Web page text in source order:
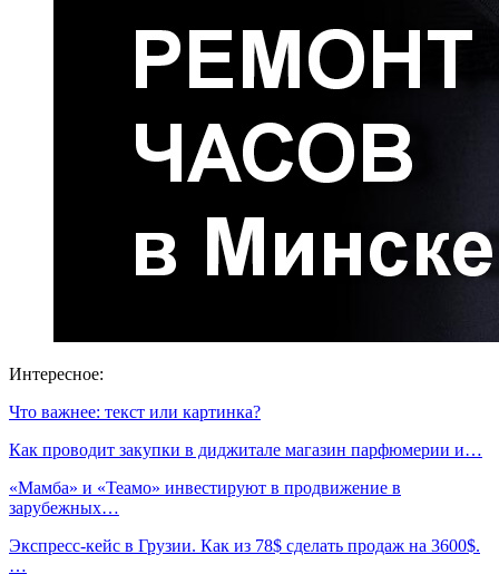
Интересное:
Что важнее: текст или картинка?
Как проводит закупки в диджитале магазин парфюмерии и…
«Мамба» и «Теамо» инвестируют в продвижение в
зарубежных…
Экспресс-кейс в Грузии. Как из 78$ сделать продаж на 3600$.
…